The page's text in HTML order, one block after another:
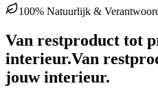
100% Natuurlijk &
Van restproduct tot
interieur.Van
jouw interieur.